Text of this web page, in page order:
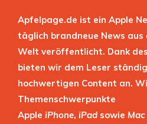
Apfelpage.de ist ein Apple
täglich brandneue News aus
Welt veröffentlicht. Dank
bieten wir dem Leser
hochwertigen Content an.
Themenschwerpunkte
Apple iPhone, iPad sowie Mac